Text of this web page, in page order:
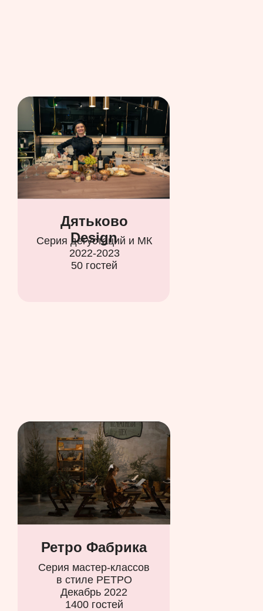
Дятьково
Design
Серия дегустаций и МК
2022-2023
50 гостей
Ретро Фабрика
Серия мастер-классов
в стиле РЕТРО
Декабрь 2022
1400 гостей